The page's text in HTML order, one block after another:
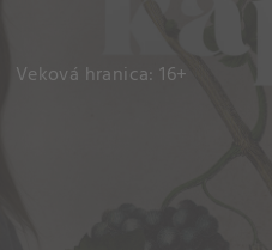
Veková hranica: 16+